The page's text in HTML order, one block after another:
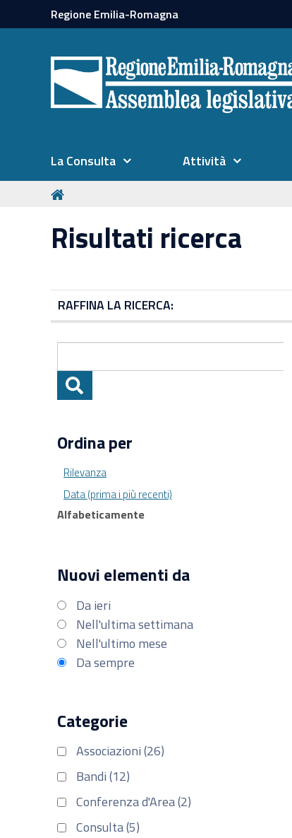
Regione Emilia-Romagna
La Consulta Attività
Risultati ricerca
RAFFINA LA RICERCA:
Ordina per
Rilevanza
Data (prima i più recenti)
Alfabeticamente
Nuovi elementi da
Da ieri
Nell'ultima settimana
Nell'ultimo mese
Da sempre
Categorie
Associazioni (26)
Bandi (12)
Conferenza d'Area (2)
Consulta (5)